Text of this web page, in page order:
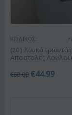
ΚΩΔΙΚΟΣ:
(20) λευκά
Αποστολές
€60.00 €44.99